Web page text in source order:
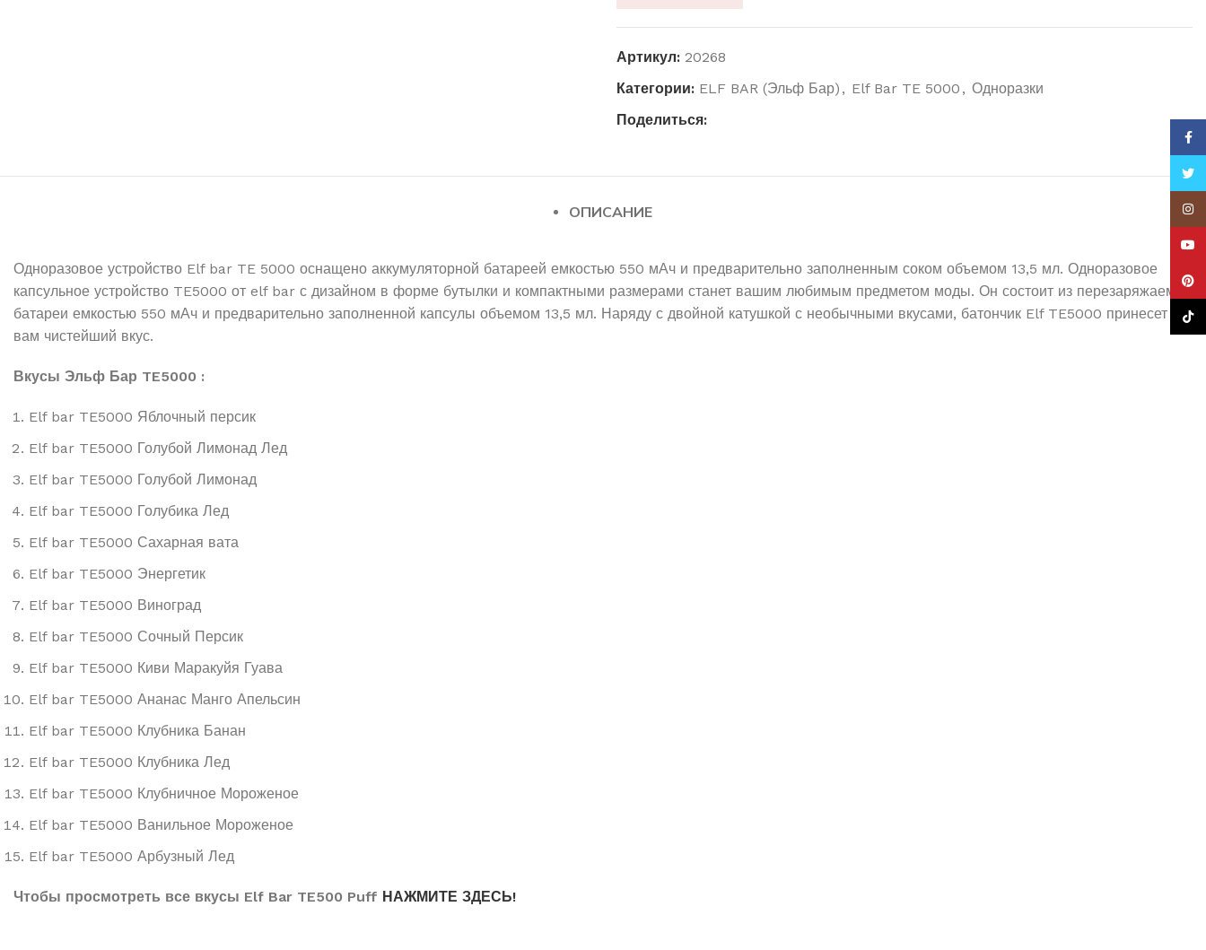
Артикул: 20268
Категории: ELF BAR (Эльф Бар) , Elf Bar TE 5000 , Одноразки
Поделиться:
ОПИСАНИЕ
Одноразовое устройство Elf bar TE 5000 оснащено аккумуляторной батареей емкостью 550 мАч и предварительно заполненным соком объемом 13,5 мл. Одноразовое
капсульное устройство TE5000 от elf bar с дизайном в форме бутылки и компактными размерами станет вашим любимым предметом моды. Он состоит из перезаряжаемой
батареи емкостью 550 мАч и предварительно заполненной капсулы объемом 13,5 мл. Наряду с двойной катушкой с необычными вкусами, батончик Elf TE5000 принесет
вам чистейший вкус.
Вкусы Эльф Бар TE5000 :
Elf bar TE5000 Яблочный персик
Elf bar TE5000 Голубой Лимонад Лед
Elf bar TE5000 Голубой Лимонад
Elf bar TE5000 Голубика Лед
Elf bar TE5000 Сахарная вата
Elf bar TE5000 Энергетик
Elf bar TE5000 Виноград
Elf bar TE5000 Сочный Персик
Elf bar TE5000 Киви Маракуйя Гуава
Elf bar TE5000 Ананас Манго Апельсин
Elf bar TE5000 Клубника Банан
Elf bar TE5000 Клубника Лед
Elf bar TE5000 Клубничное Мороженое
Elf bar TE5000 Ванильное Мороженое
Elf bar TE5000 Арбузный Лед
Чтобы просмотреть все вкусы Elf Bar TE500 Puff НАЖМИТЕ ЗДЕСЬ!